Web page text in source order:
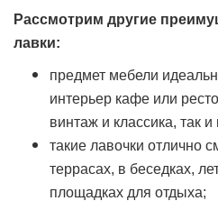
Рассмотрим другие
лавки:
предмет мебели
интерьер кафе или
винтаж и классика, так
такие лавочки отлично
террасах, в беседках,
площадках для отдыха;